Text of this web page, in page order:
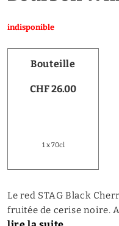
indisponible
Bouteille
CHF 26.00
1 x 70cl
Le red STAG Black
fruitée de cerise noire.